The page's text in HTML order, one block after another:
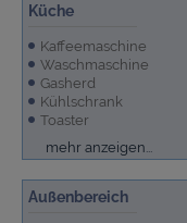
Küche
Kaffeemaschine
Waschmaschine
Gasherd
Kühlschrank
Toaster
Küche
Mikrowelle
mehr anzeigen...
Außenbereich